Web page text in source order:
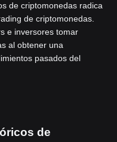
de criptomonedas radica
de criptomonedas.
e inversores tomar
al obtener una
pasados del
de